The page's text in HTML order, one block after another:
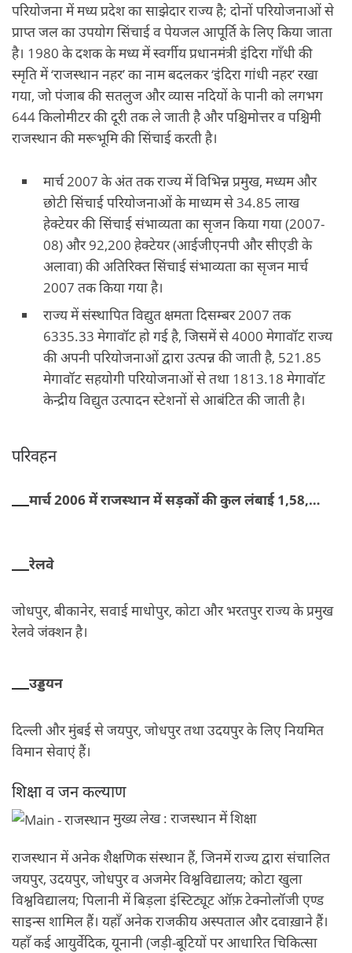
परियोजना में मध्य प्रदेश का साझेदार राज्य है; दोनों परियोजनाओं से
प्राप्त जल का उपयोग सिंचाई व पेयजल आपूर्ति के लिए किया जाता
है। 1980 के दशक के मध्य में स्वर्गीय प्रधानमंत्री इंदिरा गाँधी की
स्मृति में ‘राजस्थान नहर’ का नाम बदलकर ‘इंदिरा गांधी नहर’ रखा
गया, जो पंजाब की सतलुज और व्यास नदियों के पानी को लगभग
644 किलोमीटर की दूरी तक ले जाती है और पश्चिमोत्तर व पश्चिमी
राजस्थान की मरूभूमि की सिंचाई करती है।
मार्च 2007 के अंत तक राज्य में विभिन्न प्रमुख, मध्यम और
छोटी सिंचाई परियोजनाओं के माध्यम से 34.85 लाख
हेक्टेयर की सिंचाई संभाव्यता का सृजन किया गया (2007-
08) और 92,200 हेक्टेयर (आईजीएनपी और सीएडी के
अलावा) की अतिरिक्त सिंचाई संभाव्यता का सृजन मार्च
2007 तक किया गया है।
राज्य में संस्थापित विद्युत क्षमता दिसम्बर 2007 तक
6335.33 मेगावॉट हो गई है, जिसमें से 4000 मेगावॉट राज्य
की अपनी परियोजनाओं द्वारा उत्पन्न की जाती है, 521.85
मेगावॉट सहयोगी परियोजनाओं से तथा 1813.18 मेगावॉट
केन्द्रीय विद्युत उत्पादन स्टेशनों से आबंटित की जाती है।
परिवहन
मार्च 2006 में राजस्थान में सड़कों की कुल लंबाई 1,58,250 कि.मी. थी।सडकें
रेलवे
जोधपुर, बीकानेर, सवाई माधोपुर, कोटा और भरतपुर राज्य के प्रमुख
रेलवे जंक्शन है।
उड्डयन
दिल्ली और मुंबई से जयपुर, जोधपुर तथा उदयपुर के लिए नियमित
विमान सेवाएं हैं।
शिक्षा व जन कल्याण
मुख्य लेख : राजस्थान में शिक्षा
राजस्थान में अनेक शैक्षणिक संस्थान हैं, जिनमें राज्य द्वारा संचालित
जयपुर, उदयपुर, जोधपुर व अजमेर विश्वविद्यालय; कोटा खुला
विश्वविद्यालय; पिलानी में बिड़ला इंस्टिट्यूट ऑफ़ टेक्नोलॉजी एण्ड
साइन्स शामिल हैं। यहाँ अनेक राजकीय अस्पताल और दवाख़ाने हैं।
यहाँ कई आयुर्वेदिक, यूनानी (जड़ी-बूटियों पर आधारित चिकित्सा